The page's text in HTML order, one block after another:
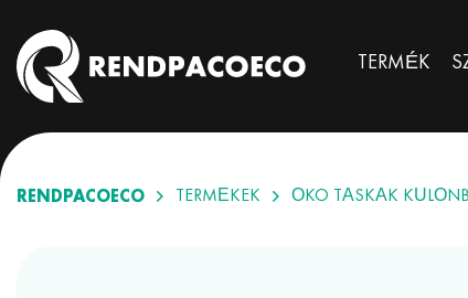
TERMÉK
RENDPACOECO TERMÉKEK ÖKO TÁSKÁK